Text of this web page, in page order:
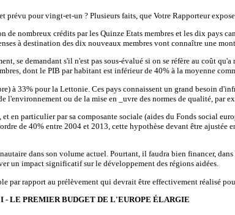
prévu pour vingt-et-un ? Plusieurs faits, que Votre Rapporteur
de nombreux crédits par les Quinze Etats membres et les dix
à destination des dix nouveaux membres vont connaître une
se demandant s'il n'est pas sous-évalué si on se réfère au coût
dont le PIB par habitant est inférieur de 40% à la moyenne
à 33% pour la Lettonie. Ces pays connaissent un grand besoin
l'environnement ou de la mise en _uvre des normes de qualité, par
en particulier par sa composante sociale (aides du Fonds social
de 40% entre 2004 et 2013, cette hypothèse devant être
dans son volume actuel. Pourtant, il faudra bien financer,
un impact significatif sur le développement des régions aidées.
par rapport au prélèvement qui devrait être effectivement réalisé
I - LE PREMIER BUDGET DE L'EUROPE ÉLARGIE